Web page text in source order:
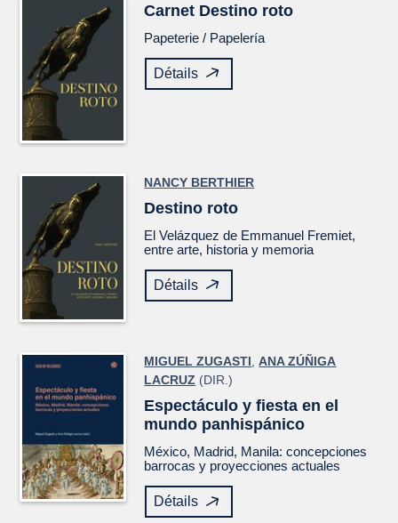
Carnet Destino roto
Papeterie / Papelería
Détails
NANCY BERTHIER
Destino roto
ElVelázquez de Emmanuel Fremiet,
entre arte, historia y memoria
Détails
MIGUEL ZUGASTI,ANA ZÚÑIGA
LACRUZ (DIR.)
Espectáculo y fiesta en el
mundo panhispánico
México, Madrid, Manila: concepciones
barrocas y proyecciones actuales
Détails